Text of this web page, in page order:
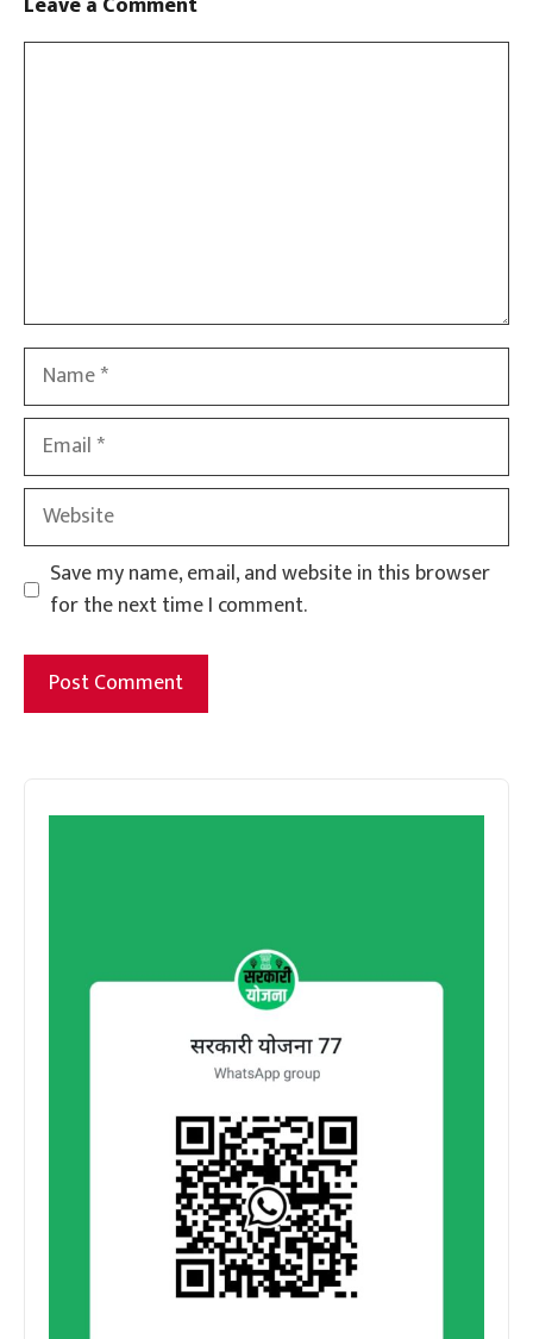
Name
Email
Website
Save my name, email, and website in this browser
for the next time I comment.